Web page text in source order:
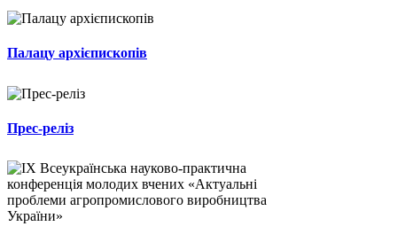
Палацу архієпископів
Прес-реліз